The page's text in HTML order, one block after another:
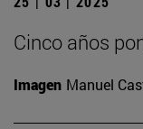
Cinco años
Imagen Manuel